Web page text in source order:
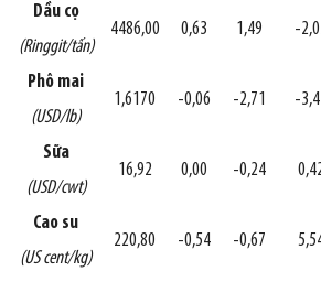
Dầu cọ
(Ringgit/tấn)
4486,00 0,63 1,49 -
Phô mai
(USD/lb)
1,6170 -0,06 -2,71 -
Sữa
(USD/cwt)
16,92 0,00 -0,24
Cao su
(US cent/kg)
220,80 -0,54 -0,67